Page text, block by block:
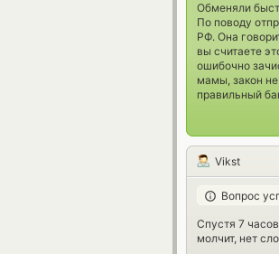
Обменяли
По поводу
РФ. Она
вы считаете
ошибочно
мамы, закон не
правильный
Vikst
Вопрос
Спустя 7
молчит, нет